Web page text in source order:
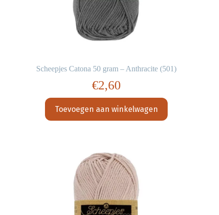
Scheepjes Catona 50 gram – Anthracite (501)
€2,60
Toevoegen aan winkelwagen